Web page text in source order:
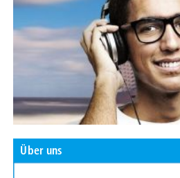
Über uns